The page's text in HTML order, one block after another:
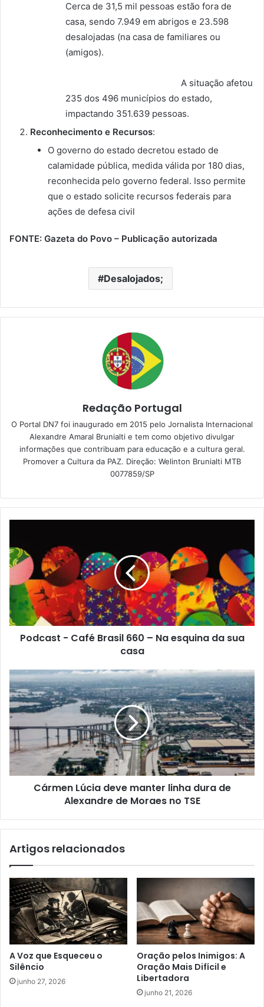
Cerca de 31,5 mil pessoas estão fora de
casa, sendo 7.949 em abrigos e 23.598
desalojadas (na casa de familiares ou
(amigos).
A situação afetou
235 dos 496 municípios do estado,
impactando 351.639 pessoas.
Reconhecimento e Recursos:
O governo do estado decretou estado de
calamidade pública, medida válida por 180 dias,
reconhecida pelo governo federal. Isso permite
que o estado solicite recursos federais para
ações de defesa civil
FONTE: Gazeta do Povo – Publicação autorizada
Desalojados;
Redação Portugal
O Portal DN7 foi inaugurado em 2015 pelo Jornalista Internacional
Alexandre Amaral Brunialti e tem como objetivo divulgar
informações que contribuam para educação e a cultura geral.
Promover a Cultura da PAZ. Direção: Welinton Brunialti MTB
0077859/SP
Podcast - Café Brasil 660 – Na esquina da sua
casa
Cármen Lúcia deve manter linha dura de
Alexandre de Moraes no TSE
Artigos relacionados
A Voz que Esqueceu o
Silêncio
junho 27, 2026
Oração pelos Inimigos: A
Oração Mais Difícil e
Libertadora
junho 21, 2026